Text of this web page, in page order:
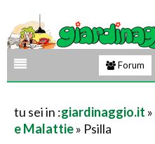
Forum
tu sei in :giardinaggio.it »
e Malattie» Psilla